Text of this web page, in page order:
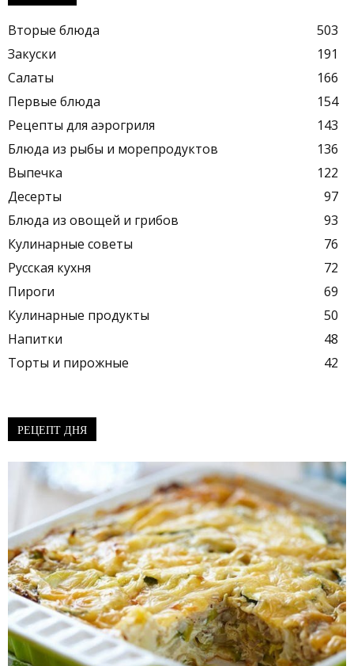
Вторые блюда
503
Закуски
191
Салаты
166
Первые блюда
154
Рецепты для аэрогриля
143
Блюда из рыбы и морепродуктов
136
Выпечка
122
Десерты
97
Блюда из овощей и грибов
93
Кулинарные советы
76
Русская кухня
72
Пироги
69
Кулинарные продукты
50
Напитки
48
Торты и пирожные
42
РЕЦЕПТ ДНЯ